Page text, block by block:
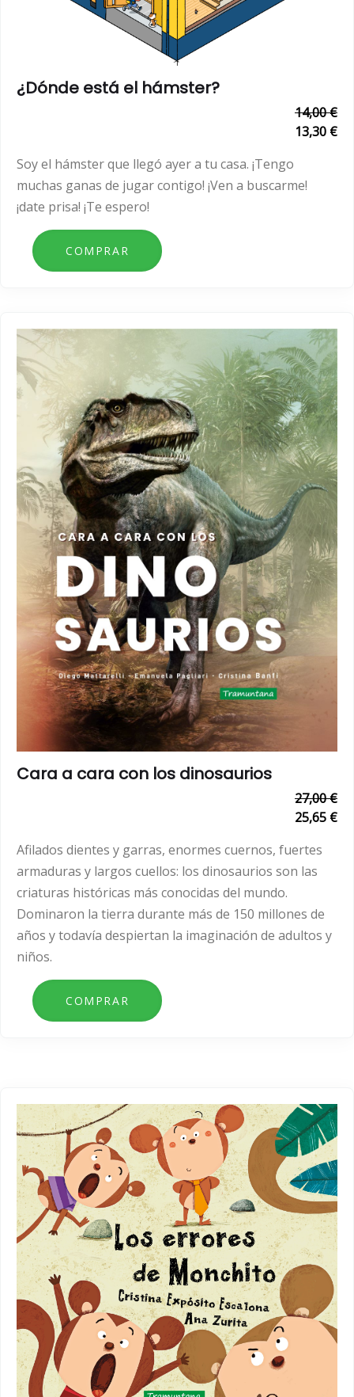
¿Dónde está el hámster?
14,00 €
13,30 €
Soy el hámster que llegó ayer a tu casa. ¡Tengo
muchas ganas de jugar contigo! ¡Ven a buscarme!
¡date prisa! ¡Te espero!
Cara a cara con los dinosaurios
27,00 €
25,65 €
Afilados dientes y garras, enormes cuernos, fuertes
armaduras y largos cuellos: los dinosaurios son las
criaturas históricas más conocidas del mundo.
Dominaron la tierra durante más de 150 millones de
años y todavía despiertan la imaginación de adultos y
niños.